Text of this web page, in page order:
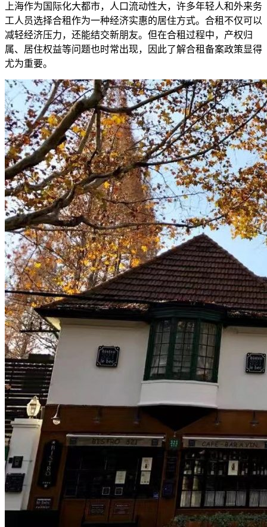
上海作为国际化大都市，人口流动性大，许多年轻人和外来务
工人员选择合租作为一种经济实惠的居住方式。合租不仅可以
减轻经济压力，还能结交新朋友。但在合租过程中，产权归
属、居住权益等问题也时常出现，因此了解合租备案政策显得
尤为重要。